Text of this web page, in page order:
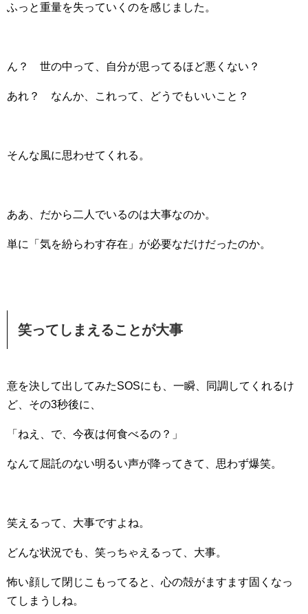
ふっと重量を失っていくのを感じました。
ん？ 世の中って、自分が思ってるほど悪くない？
あれ？ なんか、これって、どうでもいいこと？
そんな風に思わせてくれる。
ああ、だから二人でいるのは大事なのか。
単に「気を紛らわす存在」が必要なだけだったのか。
笑ってしまえることが大事
意を決して出してみたSOSにも、一瞬、同調してくれるけ
ど、その3秒後に、
「ねえ、で、今夜は何食べるの？」
なんて屈託のない明るい声が降ってきて、思わず爆笑。
笑えるって、大事ですよね。
どんな状況でも、笑っちゃえるって、大事。
怖い顔して閉じこもってると、心の殻がますます固くなっ
てしまうしね。